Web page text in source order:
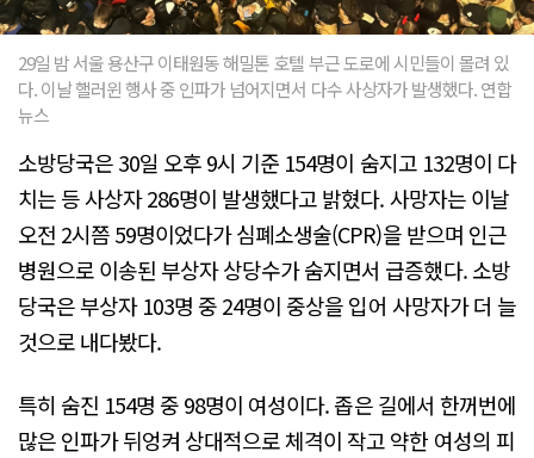
29일 밤 서울 용산구 이태원동 해밀톤 호텔 부근 도로에 시민들이 몰려 있
다. 이날 핼러윈 행사 중 인파가 넘어지면서 다수 사상자가 발생했다. 연합
뉴스
소방당국은 30일 오후 9시 기준 154명이 숨지고 132명이 다
치는 등 사상자 286명이 발생했다고 밝혔다. 사망자는 이날
오전 2시쯤 59명이었다가 심폐소생술(CPR)을 받으며 인근
병원으로 이송된 부상자 상당수가 숨지면서 급증했다. 소방
당국은 부상자 103명 중 24명이 중상을 입어 사망자가 더 늘
것으로 내다봤다.
특히 숨진 154명 중 98명이 여성이다. 좁은 길에서 한꺼번에
많은 인파가 뒤엉켜 상대적으로 체격이 작고 약한 여성의 피